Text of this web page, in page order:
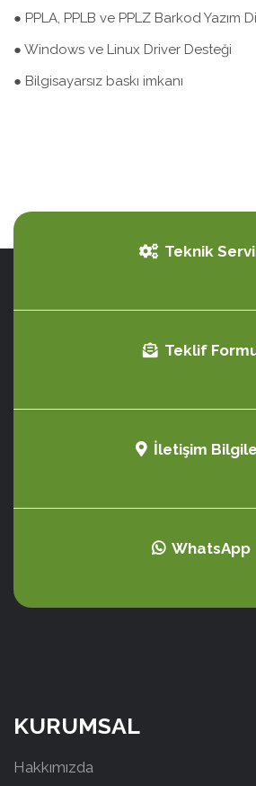
● PPLA, PPLB ve PPLZ Barkod Yazım
● Windows ve Linux Driver Desteği
● Bilgisayarsız baskı imkanı
Teknik
Teklif
İletişim
WhatsApp
KURUMSAL
Hakkımızda